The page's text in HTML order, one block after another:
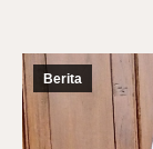
Berita